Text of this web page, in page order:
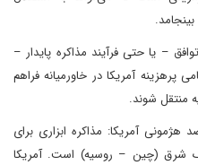
– یا حتی فرآیند مذاکره پایدار –
آمریکا در خاورمیانه فراهم
منتقل شوند.
آمریکا: مذاکره ابزاری برای
شرق (چین – روسیه) است. آمریکا